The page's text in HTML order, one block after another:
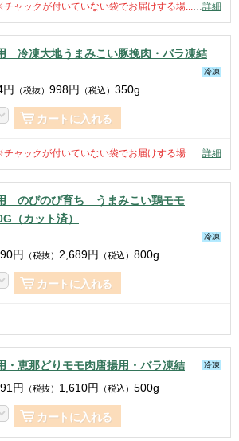
ャックが付いていない袋でお届けする場...…詳細
冷凍大地うまみこい豚挽肉・バラ凍結
冷凍
円 （税抜） 998円 （税込） 350g
カートに入れる
ャックが付いていない袋でお届けする場...…詳細
のびのび育ち うまみこい鶏モモ
（カット済）
冷凍
円 （税抜） 2,689円 （税込） 800g
カートに入れる
・恵那どりモモ肉唐揚用・バラ凍結 冷凍
円 （税抜） 1,610円 （税込） 500g
カートに入れる